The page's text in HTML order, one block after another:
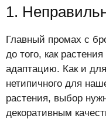
1.
Главный промах с
до того, как
адаптацию. Как и
нетипичного для
растения, выбор
декоративным